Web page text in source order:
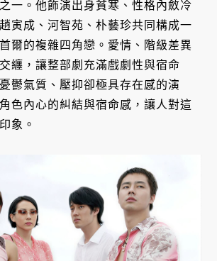
一。他飾演出身貧寒、性格內斂冷
寅成、河智苑、朴藝珍共同構成一
爾的複雜四角戀。愛情、階級差異
纏，讓整部劇充滿戲劇性與宿命
鬱氣質、壓抑卻極具存在感的演
色內心的糾結與宿命感，讓人對這
象。